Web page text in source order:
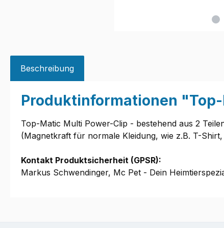
Beschreibung
Produktinformationen
Top-Matic Multi Power-Clip - bestehend aus 2
(Magnetkraft für normale Kleidung, wie z.B. T-
Kontakt Produktsicherheit (GPSR):
Markus Schwendinger, Mc Pet - Dein